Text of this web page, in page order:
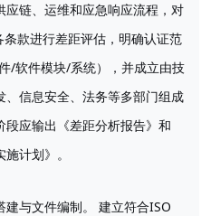
应链、运维和应急响应流程，对
款进行差距评估，明确认证范
/软件模块/系统），并成立由技
、信息安全、法务等多部门组成
段应输出《差距分析报告》和
施计划》。
与文件编制。
建立符合ISO